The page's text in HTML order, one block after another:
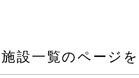
設一覧のページ